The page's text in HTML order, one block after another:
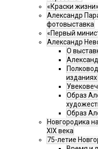
«Краски
Александр
фотовыставка
«Первый
Александр
О
изданиях
Образ
Образ
Новгородика
XIX века
75-летие